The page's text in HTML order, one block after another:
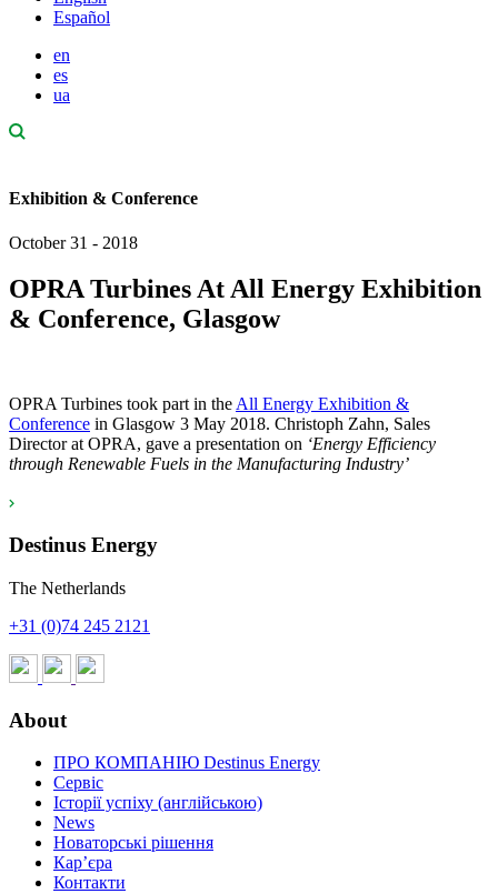
Español
en
es
ua
Exhibition & Conference
October 31 - 2018
OPRA Turbines At All Energy Exhibition
& Conference, Glasgow
OPRA Turbines took part in the All Energy Exhibition &
Conference in Glasgow 3 May 2018. Christoph Zahn, Sales
Director at OPRA, gave a presentation on ‘Energy Efficiency
through Renewable Fuels in the Manufacturing Industry’
Destinus Energy
The Netherlands
+31 (0)74 245 2121
About
ПРО КОМПАНІЮ Destinus Energy
Сервіс
Історії успіху (англійською)
News
Новаторські рішення
Кар’єра
Контакти